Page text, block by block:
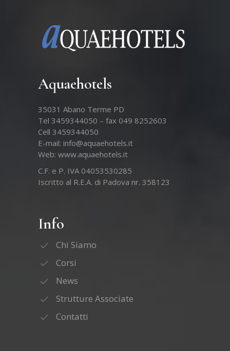
Aquaehotels
35031 Abano Terme PD
Tel 3459344050 – fax 049 8252603
Cell 3459344050
E-mail: info@aquaehotels.it
Web: www.aquaehotels.it
C.F. e P. IVA 04053530285
Iscritto al R.E.A. di Padova nr. 358123
Info
Chi Siamo
Corsi
News
Strutture Associate
Contatti